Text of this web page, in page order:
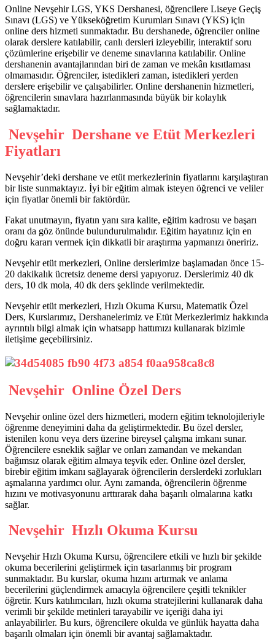
Online Nevşehir LGS, YKS Dershanesi, öğrencilere Liseye Geçiş
Sınavı (LGS) ve Yükseköğretim Kurumları Sınavı (YKS) için
online ders hizmeti sunmaktadır. Bu dershanede, öğrenciler online
olarak derslere katılabilir, canlı dersleri izleyebilir, interaktif soru
çözümlerine erişebilir ve deneme sınavlarına katılabilir. Online
dershanenin avantajlarından biri de zaman ve mekân kısıtlaması
olmamasıdır. Öğrenciler, istedikleri zaman, istedikleri yerden
derslere erişebilir ve çalışabilirler. Online dershanenin hizmetleri,
öğrencilerin sınavlara hazırlanmasında büyük bir kolaylık
sağlamaktadır.
Nevşehir Dershane ve Etüt Merkezleri
Fiyatları
Nevşehir’deki dershane ve etüt merkezlerinin fiyatlarını karşılaştıran
bir liste sunmaktayız. İyi bir eğitim almak isteyen öğrenci ve veliler
için fiyatlar önemli bir faktördür.
Fakat unutmayın, fiyatın yanı sıra kalite, eğitim kadrosu ve başarı
oranı da göz önünde bulundurulmalıdır. Eğitim hayatınız için en
doğru kararı vermek için dikkatli bir araştırma yapmanızı öneririz.
Nevşehir etüt merkezleri, Online derslerimize başlamadan önce 15-
20 dakikalık ücretsiz deneme dersi yapıyoruz. Derslerimiz 40 dk
ders, 10 dk mola, 40 dk ders şeklinde verilmektedir.
Nevşehir etüt merkezleri, Hızlı Okuma Kursu, Matematik Özel
Ders, Kurslarımız, Dershanelerimiz ve Etüt Merkezlerimiz hakkında
ayrıntılı bilgi almak için whatsapp hattımızı kullanarak bizimle
iletişime geçebilirsiniz.
Nevşehir Online Özel Ders
Nevşehir online özel ders hizmetleri, modern eğitim teknolojileriyle
öğrenme deneyimini daha da geliştirmektedir. Bu özel dersler,
istenilen konu veya ders üzerine bireysel çalışma imkanı sunar.
Öğrencilere esneklik sağlar ve onları zamandan ve mekandan
bağımsız olarak eğitim almaya teşvik eder. Online özel dersler,
birebir eğitim imkanı sağlayarak öğrencilerin derslerdeki zorlukları
aşmalarına yardımcı olur. Aynı zamanda, öğrencilerin öğrenme
hızını ve motivasyonunu arttırarak daha başarılı olmalarına katkı
sağlar.
Nevşehir Hızlı Okuma Kursu
Nevşehir Hızlı Okuma Kursu, öğrencilere etkili ve hızlı bir şekilde
okuma becerilerini geliştirmek için tasarlanmış bir program
sunmaktadır. Bu kurslar, okuma hızını artırmak ve anlama
becerilerini güçlendirmek amacıyla öğrencilere çeşitli teknikler
öğretir. Kurs katılımcıları, hızlı okuma stratejilerini kullanarak daha
verimli bir şekilde metinleri tarayabilir ve içeriği daha iyi
anlayabilirler. Bu kurs, öğrencilere okulda ve günlük hayatta daha
başarılı olmaları için önemli bir avantaj sağlamaktadır.